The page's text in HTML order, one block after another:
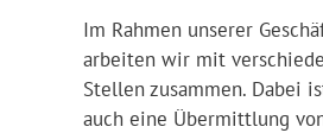
Im Rahmen unserer
arbeiten wir mit
Stellen zusammen. Dabei
auch eine Übermittlung